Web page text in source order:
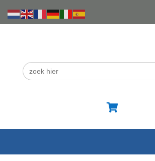
Zoek
naar:
